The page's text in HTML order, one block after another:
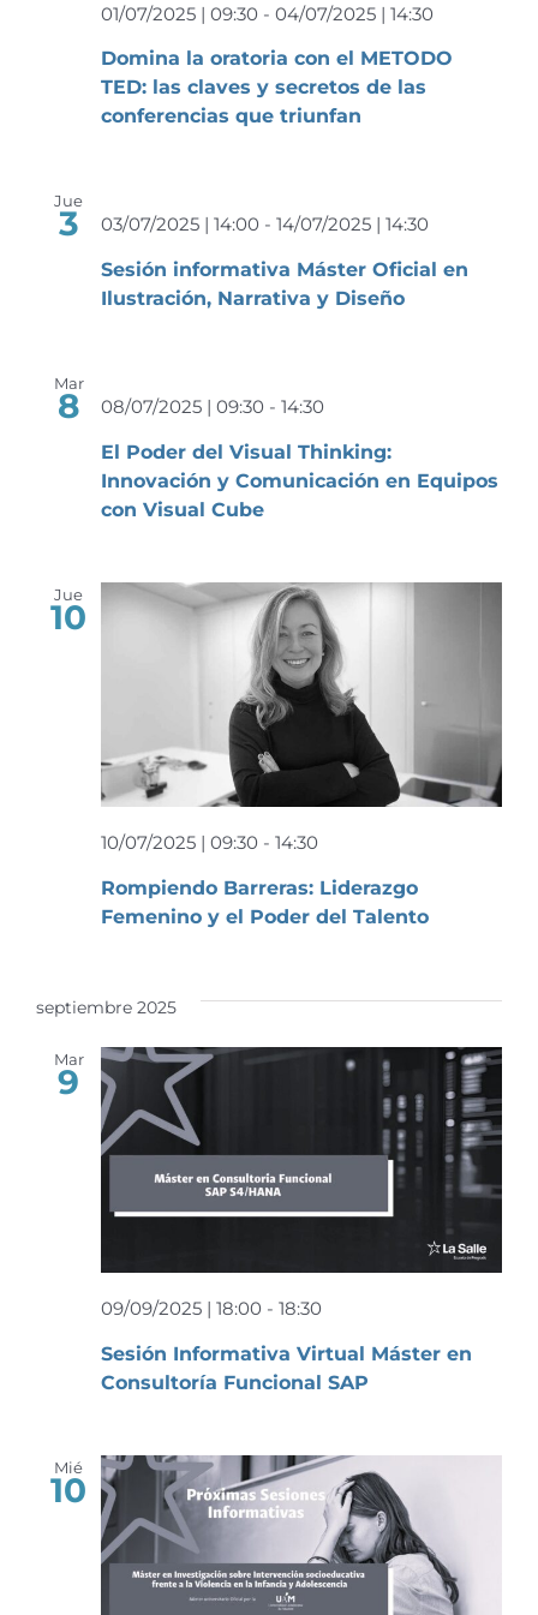
Domina la oratoria con el METODO
TED: las claves y secretos de las
conferencias que triunfan
01/07/2025 | 09:30 - 04/07/2025 | 14:30
Jue
3
Sesión informativa Máster Oficial en
Ilustración, Narrativa y Diseño
03/07/2025 | 14:00 - 14/07/2025 | 14:30
Mar
8
El Poder del Visual Thinking:
Innovación y Comunicación en Equipos
con Visual Cube
08/07/2025 | 09:30 - 14:30
Jue
10
Rompiendo Barreras: Liderazgo
Femenino y el Poder del Talento
10/07/2025 | 09:30 - 14:30
septiembre 2025
Mar
9
Sesión Informativa Virtual Máster en
Consultoría Funcional SAP
09/09/2025 | 18:00 - 18:30
Mié
10